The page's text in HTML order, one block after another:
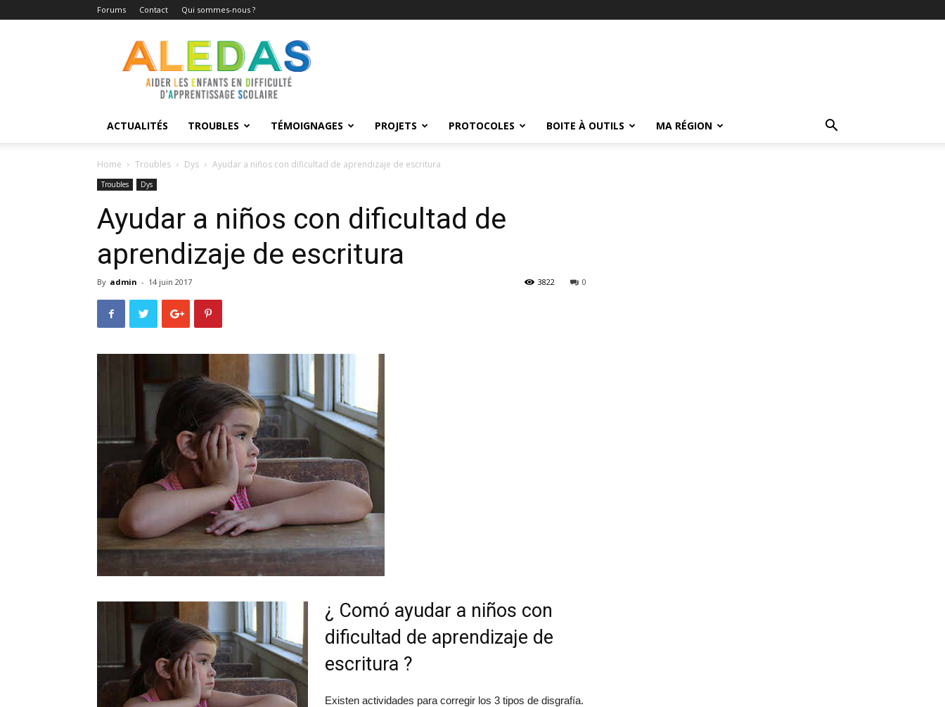
Forums Contact Qui sommes-nous ?
Aledas
ACTUALITÉS TROUBLES TÉMOIGNAGES PROJETS PROTOCOLES BOITE À OUTILS MA RÉGION
Home Troubles Dys Ayudar a niños con dificultad de aprendizaje de escritura
Troubles Dys
Ayudar a niños con dificultad de
aprendizaje de escritura
By admin - 14 juin 2017 0
3822
¿ Comó ayudar a niños con
dificultad de aprendizaje de
escritura ?
Existen actividades para corregir los 3 tipos de disgrafía.